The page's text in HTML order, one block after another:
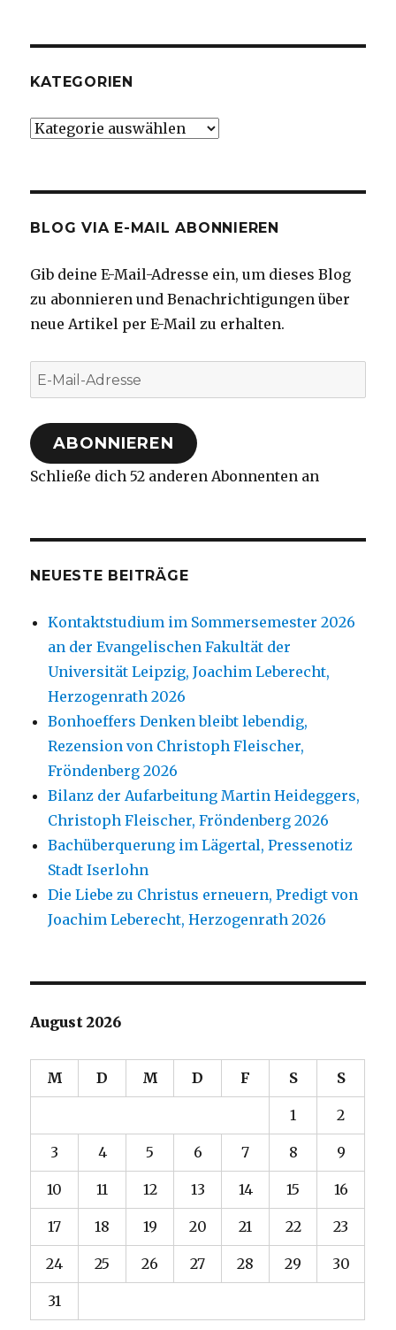
KATEGORIEN
Kategorien
BLOG VIA E-MAIL ABONNIEREN
Gib deine E-Mail-Adresse ein, um dieses Blog
zu abonnieren und Benachrichtigungen über
neue Artikel per E-Mail zu erhalten.
E-
Mail-
Adresse
ABONNIEREN
Schließe dich 52 anderen Abonnenten an
NEUESTE BEITRÄGE
Kontaktstudium im Sommersemester 2026
an der Evangelischen Fakultät der
Universität Leipzig, Joachim Leberecht,
Herzogenrath 2026
Bonhoeffers Denken bleibt lebendig,
Rezension von Christoph Fleischer,
Fröndenberg 2026
Bilanz der Aufarbeitung Martin Heideggers,
Christoph Fleischer, Fröndenberg 2026
Bachüberquerung im Lägertal, Pressenotiz
Stadt Iserlohn
Die Liebe zu Christus erneuern, Predigt von
Joachim Leberecht, Herzogenrath 2026
August 2026
M D M D F S S
1 2
3 4 5 6 7 8 9
10 11 12 13 14 15 16
17 18 19 20 21 22 23
24 25 26 27 28 29 30
31